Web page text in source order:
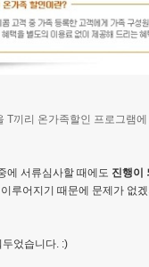
T끼리 온가족할인 프로그램에
에 서류심사할 때에도 진행이
루어지기 때문에 문제가 없
었습니다. :)